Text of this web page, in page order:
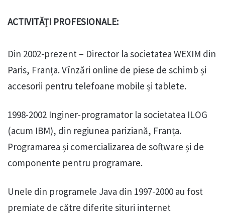
ACTIVITĂȚI PROFESIONALE:
Din 2002-prezent – Director la societatea WEXIM din
Paris, Franța. Vînzări online de piese de schimb și
accesorii pentru telefoane mobile și tablete.
1998-2002 Inginer-programator la societatea ILOG
(acum IBM), din regiunea pariziană, Franța.
Programarea și comercializarea de software și de
componente pentru programare.
Unele din programele Java din 1997-2000 au fost
premiate de către diferite situri internet